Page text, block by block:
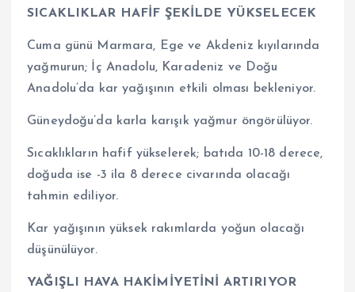
SICAKLIKLAR HAFİF ŞEKİLDE YÜKSELECEK
Cuma günü Marmara, Ege ve Akdeniz kıyılarında
yağmurun; İç Anadolu, Karadeniz ve Doğu
Anadolu’da kar yağışının etkili olması bekleniyor.
Güneydoğu’da karla karışık yağmur öngörülüyor.
Sıcaklıkların hafif yükselerek; batıda 10-18 derece,
doğuda ise -3 ila 8 derece civarında olacağı
tahmin ediliyor.
Kar yağışının yüksek rakımlarda yoğun olacağı
düşünülüyor.
YAĞIŞLI HAVA HAKİMİYETİNİ ARTIRIYOR